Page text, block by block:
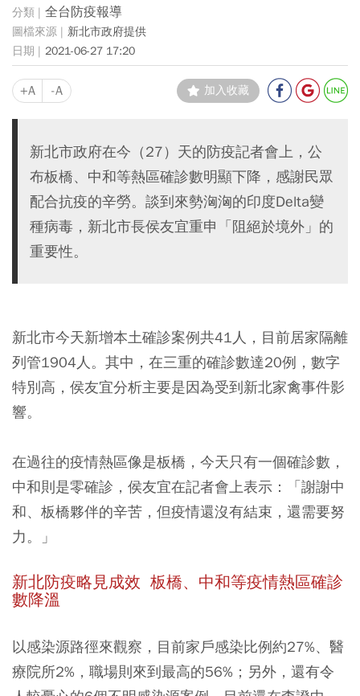
全台防疫報導
新北市政府提供
2021-06-27 17:20
+A -A 加入收藏
新北市政府在今（27）天的防疫記者會上，公
布板橋、中和等熱區確診數明顯下降，感謝民眾
配合抗疫的辛勞。談到來勢洶洶的印度Delta變
種病毒，新北市長侯友宜重申「阻絕於境外」的
重要性。
新北市今天新增本土確診案例共41人，目前居家隔離
列管1904人。其中，在三重的確診數達20例，數字
特別高，侯友宜分析主要是因為受到新北家禽事件影
響。
在過往的疫情熱區像是板橋，今天只有一個確診數，
中和則是零確診，侯友宜在記者會上表示：「謝謝中
和、板橋夥伴的辛苦，但疫情還沒有結束，還需要努
力。」
新北防疫略見成效 板橋、中和等疫情熱區確診
數降溫
以感染源路徑來觀察，目前家戶感染比例約27%、醫
療院所2%， 職場則來到最高的56% ；另外，還有令